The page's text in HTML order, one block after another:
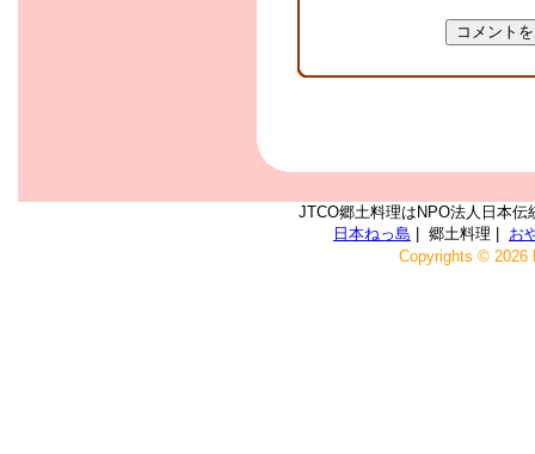
JTCO郷土料理はNPO法人日本
日本ねっ島 | 郷土料理 | お
Copyrights © 2026